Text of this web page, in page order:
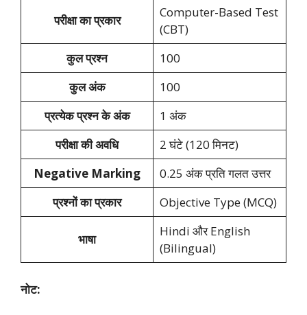
परीक्षा का प्रकार
Computer-Based Test
(CBT)
कुल प्रश्न
100
कुल अंक
100
प्रत्येक प्रश्न के अंक
1 अंक
परीक्षा की अवधि
2 घंटे (120 मिनट)
Negative Marking
0.25 अंक प्रति गलत उत्तर
प्रश्नों का प्रकार
Objective Type (MCQ)
भाषा
Hindi और English
(Bilingual)
नोट: